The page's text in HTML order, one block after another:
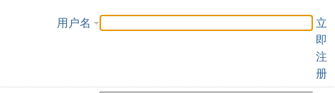
用户名
立
即
注
册